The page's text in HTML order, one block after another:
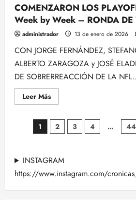
Raúl
Cancio
COMENZARON LOS
Week by Week – RONDA
administrador 13 de enero de 2026
CON JORGE FERNÁNDEZ,
ALBERTO ZARAGOZA y JOSÉ
DE SOBRERREACCIÓN DE LA
Leer MásLeer
más
COMENZARON
LOS
PLAYOFFS
NFL:
Week
by
Week
RONDA
Paginación
entradas
1 2 3 4 … 44
INSTAGRAM
https://www.instagram.com/